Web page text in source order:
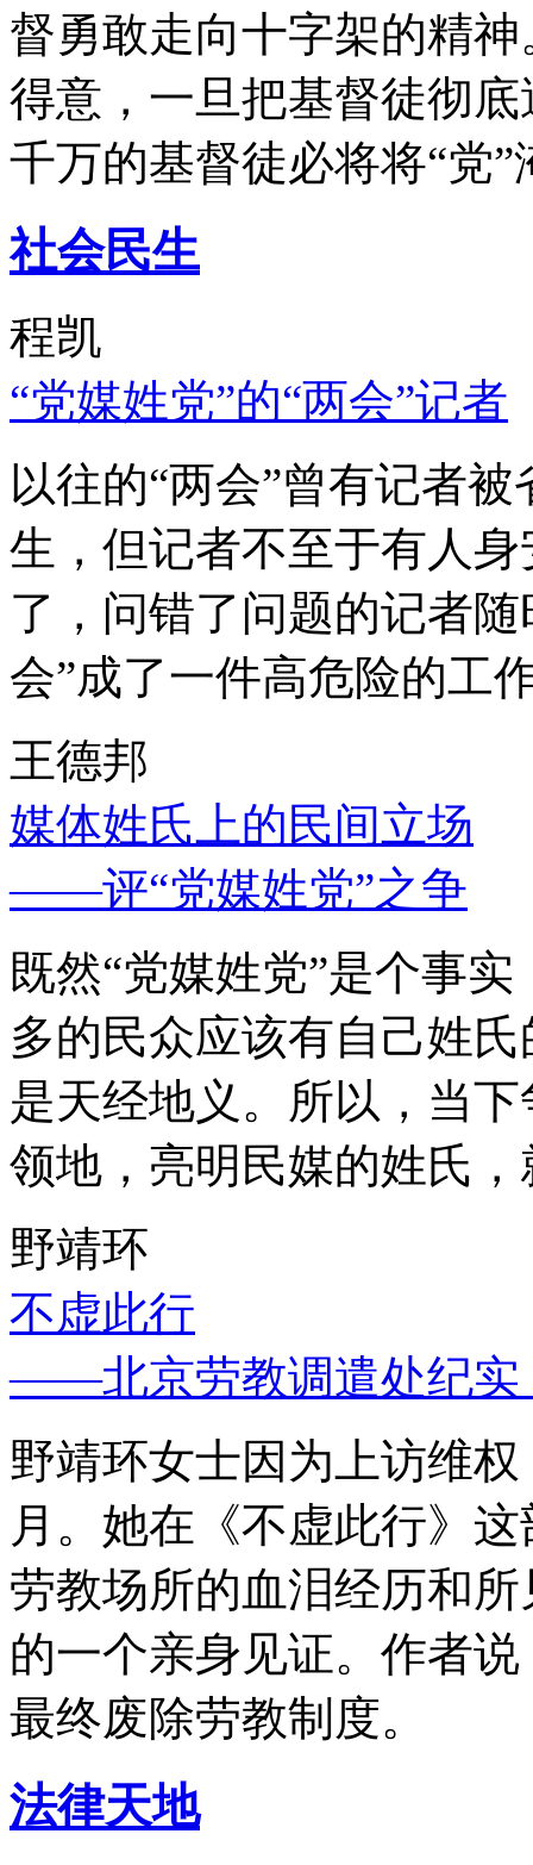
督勇敢走向十字架的精
得意，一旦把基督徒彻
千万的基督徒必将将“党”
社会民生
程凯
“党媒姓党”的“两会”记者
以往的“两会”曾有记者
生，但记者不至于有人
了，问错了问题的记者
会”成了一件高危险的工
王德邦
媒体姓氏上的民间立场
——评“党媒姓党”之争
既然“党媒姓党”是个事
多的民众应该有自己姓
是天经地义。所以，当
领地，亮明民媒的姓氏
野靖环
不虚此行
——北京劳教调遣处纪实
野靖环女士因为上访维
月。她在《不虚此行》
劳教场所的血泪经历和
的一个亲身见证。作者
最终废除劳教制度。
法律天地